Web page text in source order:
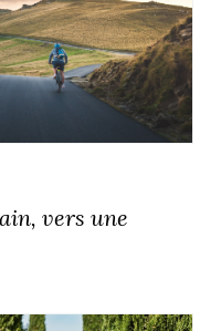
vers une